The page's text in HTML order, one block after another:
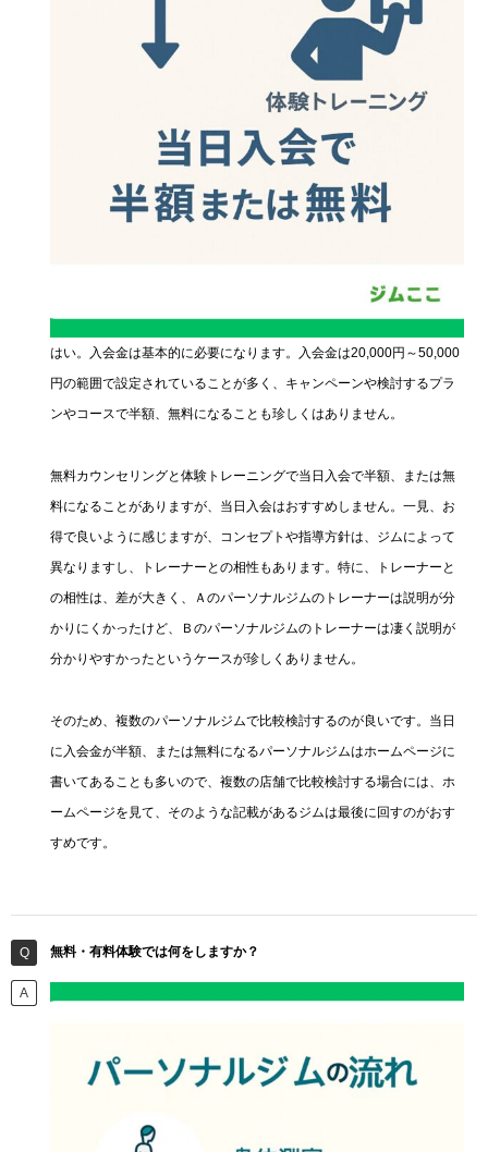
はい。入会金は基本的に必要になります。入会金は20,000円～50,000
円の範囲で設定されていることが多く、キャンペーンや検討するプラ
ンやコースで半額、無料になることも珍しくはありません。
無料カウンセリングと体験トレーニングで当日入会で半額、または無
料になることがありますが、当日入会はおすすめしません。一見、お
得で良いように感じますが、コンセプトや指導方針は、ジムによって
異なりますし、トレーナーとの相性もあります。特に、トレーナーと
の相性は、差が大きく、Ａのパーソナルジムのトレーナーは説明が分
かりにくかったけど、Ｂのパーソナルジムのトレーナーは凄く説明が
分かりやすかったというケースが珍しくありません。
そのため、複数のパーソナルジムで比較検討するのが良いです。当日
に入会金が半額、または無料になるパーソナルジムはホームページに
書いてあることも多いので、複数の店舗で比較検討する場合には、ホ
ームページを見て、そのような記載があるジムは最後に回すのがおす
すめです。
無料・有料体験では何をしますか？